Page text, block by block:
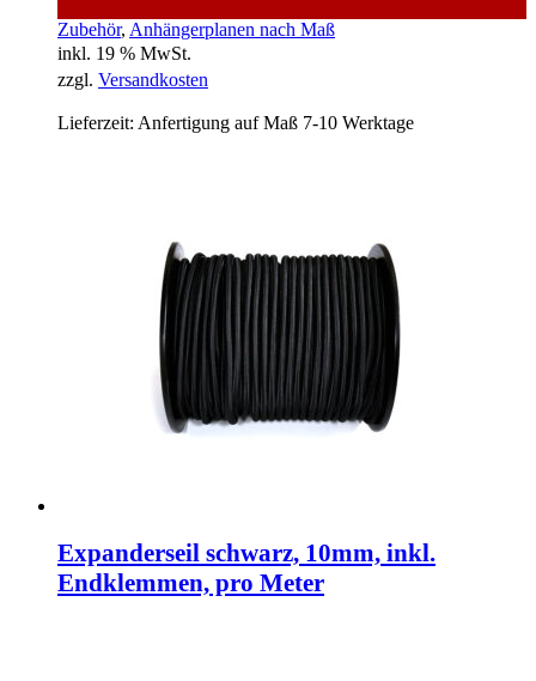
Zubehör, Anhängerplanen nach Maß
inkl. 19 % MwSt.
zzgl. Versandkosten
Lieferzeit: Anfertigung auf Maß 7-10 Werktage
Expanderseil schwarz, 10mm, inkl.
Endklemmen, pro Meter